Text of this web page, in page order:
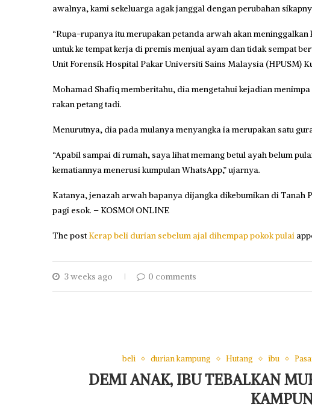
awalnya, kami sekeluarga agak janggal dengan perubahan
“Rupa-rupanya itu merupakan petanda arwah akan
untuk ke tempat kerja di premis menjual ayam dan tidak sempat
Unit Forensik Hospital Pakar Universiti Sains Malaysia (HPUSM)
Mohamad Shafiq memberitahu, dia mengetahui kejadian
rakan petang tadi.
Menurutnya, dia pada mulanya menyangka ia merupakan satu
“Apabil sampai di rumah, saya lihat memang betul ayah belum
kematiannya menerusi kumpulan WhatsApp,” ujarnya.
Katanya, jenazah arwah bapanya dijangka dikebumikan di Tanah
pagi esok. – KOSMO! ONLINE
The postKerap beli durian sebelum ajal dihempap pokok pulai
3 weeks ago 0 comments
beli durian kampung Hutang ibu
DEMI ANAK, IBU TEBALKAN